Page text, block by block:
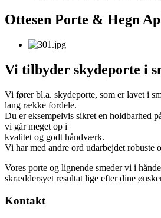
Ottesen Porte & Hegn
Vi tilbyder skydeporte i
Vi fører bl.a. skydeporte, som er lavet i
lang række fordele.
Du er eksempelvis sikret en holdbarhed
vi går meget op i
kvalitet og godt håndværk.
Vi har med andre ord udarbejdet robuste
​Vores porte og lignende smeder vi i
skræddersyet resultat lige efter dine
Kontakt